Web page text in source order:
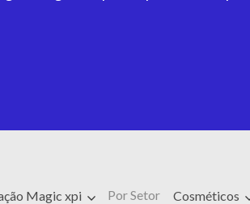
Magic xpi Por Setor Cosméticos